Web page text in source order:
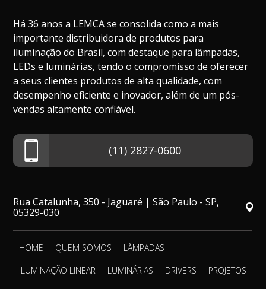
Há 36 anos a LEMCA se consolida como a mais
importante distribuidora de produtos para
iluminação do Brasil, com destaque para lâmpadas,
LEDs e luminárias, tendo o compromisso de oferecer
a seus clientes produtos de alta qualidade, com
desempenho eficiente e inovador, além de um pós-
vendas altamente confiável.
(11) 2827-0600
Rua Catalunha, 350 - Jaguaré | São Paulo - SP,
05329-030
HOME QUEM SOMOS
LÂMPADAS
ILUMINAÇÃO LINEAR
LUMINÁRIAS DRIVERS
PROJETOS